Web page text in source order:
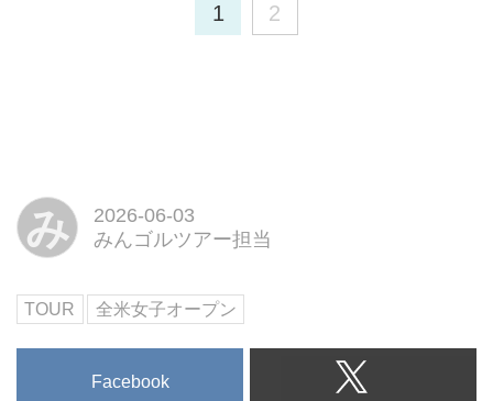
1 2
み
2026-06-03
みんゴルツアー担当
TOUR 全米女子オープン
Facebook